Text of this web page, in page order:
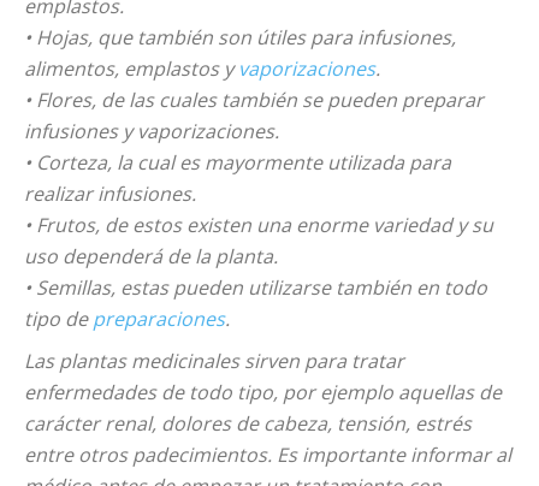
emplastos.
• Hojas, que también son útiles para infusiones,
alimentos, emplastos yvaporizaciones.
• Flores, de las cuales también se pueden preparar
infusiones y vaporizaciones.
• Corteza, la cual es mayormente utilizada para
realizar infusiones.
• Frutos, de estos existen una enorme variedad y su
uso dependerá de la planta.
• Semillas, estas pueden utilizarse también en todo
tipo depreparaciones.
Las plantas medicinales sirven para tratar
enfermedades de todo tipo, por ejemplo aquellas de
carácter renal, dolores de cabeza, tensión, estrés
entre otros padecimientos. Es importante informar al